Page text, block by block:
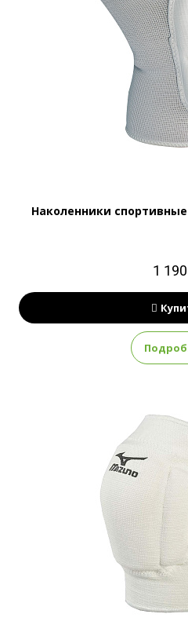
Наколенники спортивные
1